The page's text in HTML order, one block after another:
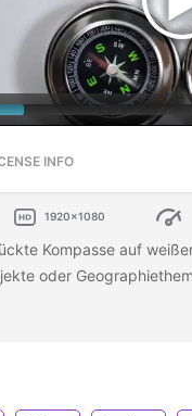
INFO
1920x1080
Kompasse auf
oder